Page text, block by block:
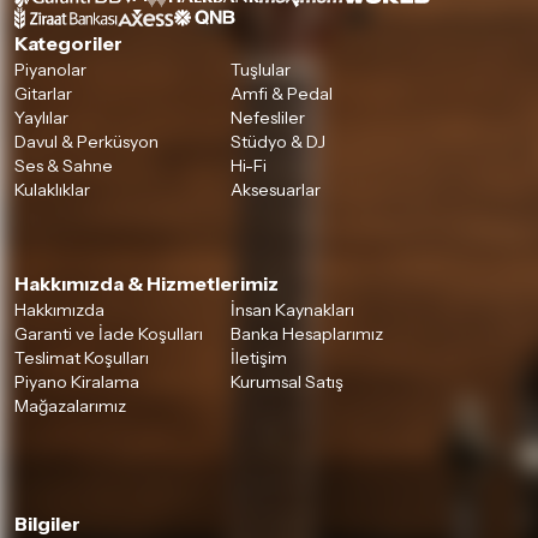
Kategoriler
Piyanolar
Tuşlular
Gitarlar
Amfi & Pedal
Yaylılar
Nefesliler
Davul & Perküsyon
Stüdyo & DJ
Ses & Sahne
Hi-Fi
Kulaklıklar
Aksesuarlar
Hakkımızda & Hizmetlerimiz
Hakkımızda
İnsan Kaynakları
Garanti ve İade Koşulları
Banka Hesaplarımız
Teslimat Koşulları
İletişim
Piyano Kiralama
Kurumsal Satış
Mağazalarımız
Bilgiler